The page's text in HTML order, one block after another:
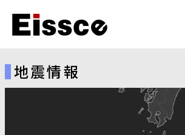
地震情報